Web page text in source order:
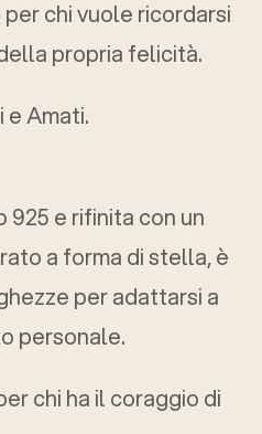
chi vuole ricordarsi
propria felicità.
e Amati.
925 e rifinita con un
a forma di stella, è
per adattarsi a
personale.
chi ha il coraggio di